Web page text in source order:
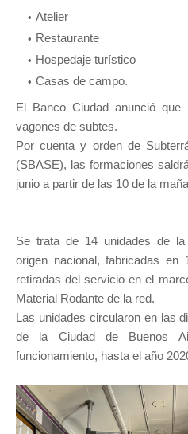
Atelier
Restaurante
Hospedaje turístico
Casas de campo.
El Banco Ciudad anunció
vagones de subtes.
Por cuenta y orden de
(SBASE), las formaciones
junio a partir de las 10 de la
Se trata de 14 unidades de
origen nacional, fabricadas
retiradas del servicio en el
Material Rodante de la red.
Las unidades circularon en las
de la Ciudad de Buenos
funcionamiento, hasta el año